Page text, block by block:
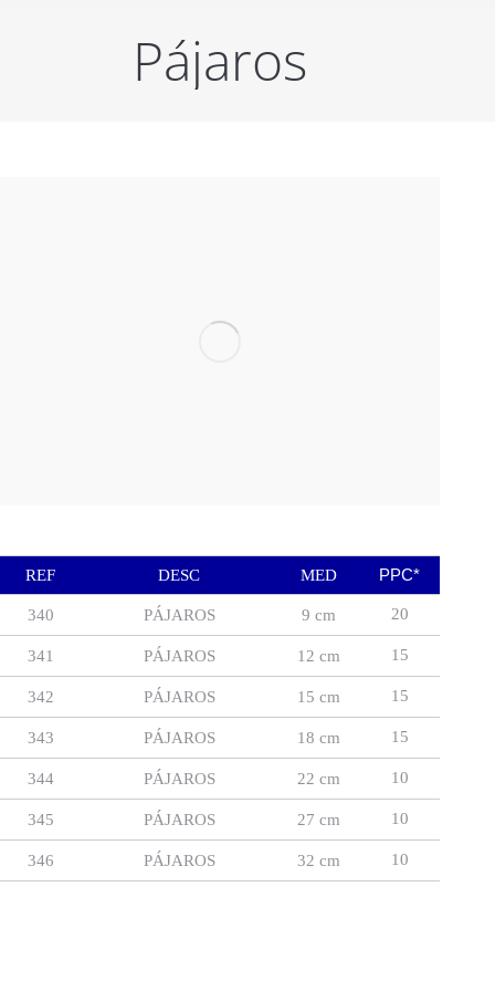
Pájaros
REF DESC MED PPC*
340 PÁJAROS 9 cm 20
341 PÁJAROS 12 cm 15
342 PÁJAROS 15 cm 15
343 PÁJAROS 18 cm 15
344 PÁJAROS 22 cm 10
345 PÁJAROS 27 cm 10
346 PÁJAROS 32 cm 10